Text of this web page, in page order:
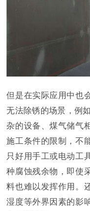
但是在实际应用中也
无法除锈的场景，例
杂的设备、煤气储气
施工条件的限制，不
只好用手工或电动工
种腐蚀残余物，即使
料也难以发挥作用。
湿度等外界因素的影